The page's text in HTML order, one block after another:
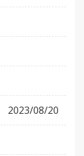
2023/08/20